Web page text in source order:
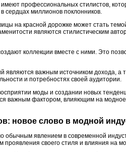
профессиональных стилистов,
сердцах миллионов поклонников.
на красной дорожке может стать
являются стилистическим
коллекции вместе с ними. Это
являются важным источником дохода, а
и потребностях своей аудитории.
моды и создании новых
важным фактором, влияющим на
новое слово в модной
обычным явлением в современной
проявления своего стиля и влияния на